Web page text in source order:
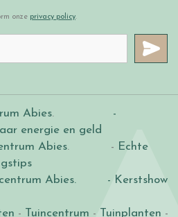
onze privacy policy.
Abies.
-
energie en geld
Abies. - Echte
Abies.
- Kerstshow
- Tuincentrum - Tuinplanten -